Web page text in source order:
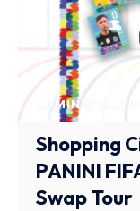
Shopping
PANINI
Swap Tour